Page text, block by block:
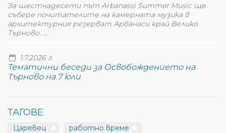
За шестнадесети път Arbanassi Summer Music ще
събере почитателите на камерната музика в
архитектурния резерват Арбанаси край Велико
Търново. ...
1.7.2026 г.
Тематични беседи за Освобождението на
Търново на 7 юли
ТАГОВЕ
Царевец работно време